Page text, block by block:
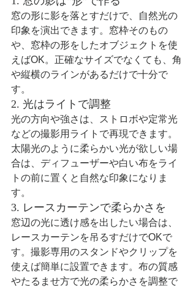
窓の形に影を落とすだけで、自然光の
印象を演出できます。窓枠そのもの
や、窓枠の形をしたオブジェクトを使
えばOK。正確なサイズでなくても、角
や縦横のラインがあるだけで十分で
す。
2. 光はライトで調整
光の方向や強さは、ストロボや定常光
などの撮影用ライトで再現できます。
太陽光のように柔らかい光が欲しい場
合は、ディフューザーや白い布をライ
トの前に置くと自然な印象になりま
す。
3. レースカーテンで柔らかさを
窓辺の光に透け感を出したい場合は、
レースカーテンを吊るすだけでOKで
す。撮影専用のスタンドやクリップを
使えば簡単に設置できます。布の質感
やたるませ方で光の柔らかさを調整で